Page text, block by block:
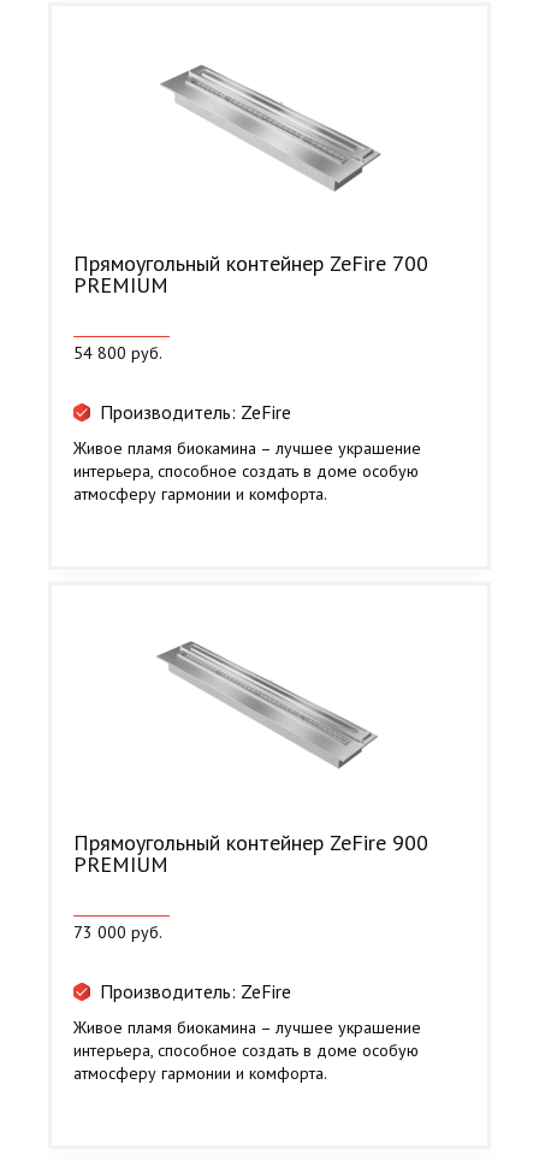
Прямоугольный контейнер ZeFire 700
PREMIUM
54 800 руб.
Производитель: ZeFire
Живое пламя биокамина – лучшее украшение
интерьера, способное создать в доме особую
атмосферу гармонии и комфорта.
Прямоугольный контейнер ZeFire 900
PREMIUM
73 000 руб.
Производитель: ZeFire
Живое пламя биокамина – лучшее украшение
интерьера, способное создать в доме особую
атмосферу гармонии и комфорта.